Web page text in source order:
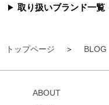
トップページ BLOG
取り扱いブランド一覧
ABOUT